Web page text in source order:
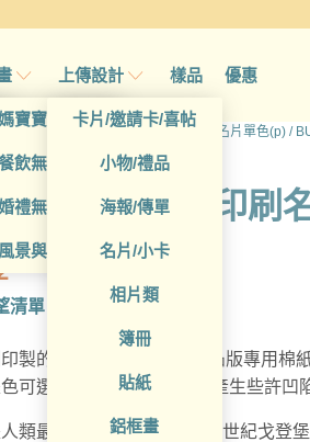
寶寶無框畫
飲無框畫
禮無框畫
風景與藝術
上傳設計
卡片/邀請卡/喜帖
小物/禮品
海報/傳單
名片/小卡
相片類
簿冊
貼紙
鋁框畫
樣品 優惠
頁/ 所有產品 / 凸版印刷(p) 凸版印刷名片單色(p) /
凸版印刷
清單
製的名片，採用300gsm 凸版專用棉
可選。印刷處因壓力可能產生些許凹
類最早的印刷技術，從 15 世紀戈登